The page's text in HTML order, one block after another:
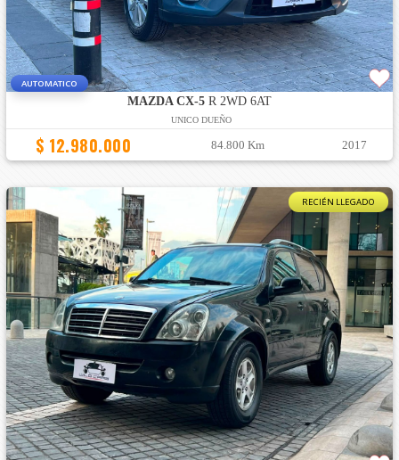
AUTOMATICO
MAZDA CX-5 R 2WD 6AT
UNICO DUEÑO
$ 12.980.000 84.800 Km 2017
RECIÉN LLEGADO